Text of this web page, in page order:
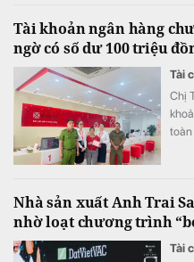
Tài khoản ngân hàng
ngờ có số dư 100 triệu
Tài
Chị
toàn
Nhà sản xuất Anh Trai
nhờ loạt chương trình
Tài